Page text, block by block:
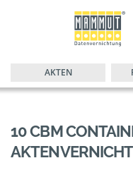
AKTEN
10 CBM